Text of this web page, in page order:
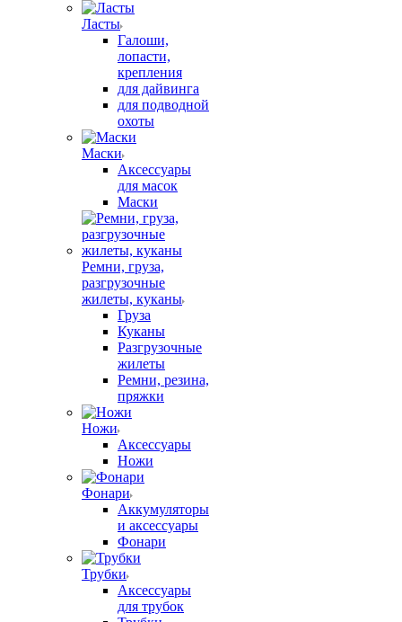
Ласты
Галоши,
лопасти,
крепления
для дайвинга
для подводной
охоты
Маски
Аксессуары
для масок
Маски
Ремни, груза,
разгрузочные
жилеты, куканы
Груза
Куканы
Разгрузочные
жилеты
Ремни, резина,
пряжки
Ножи
Аксессуары
Ножи
Фонари
Аккумуляторы
и аксессуары
Фонари
Трубки
Аксессуары
для трубок